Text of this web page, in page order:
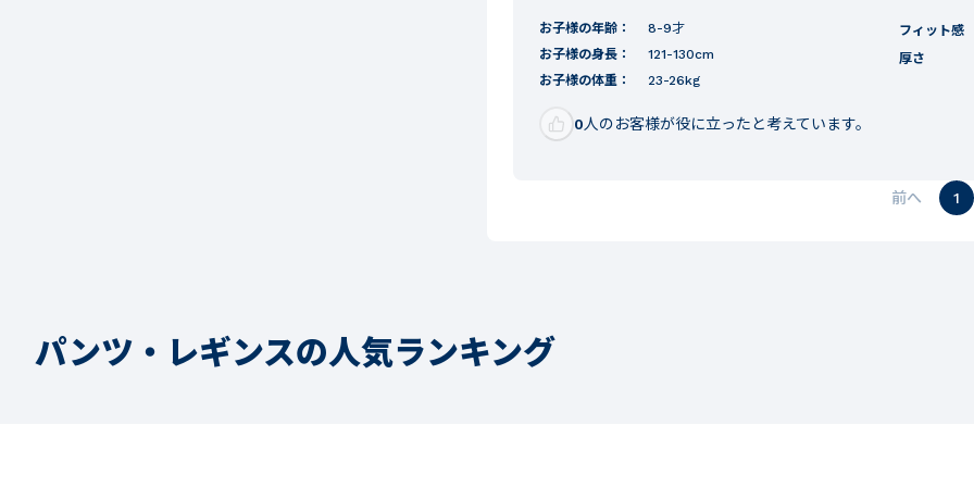
お子様の年齢：
8-9才
お子様の身長：
121-130cm
お子様の体重：
23-26kg
フィット感
厚さ
0人のお客様が役に立ったと考えています。
1
パンツ・レギンスの人気ランキング